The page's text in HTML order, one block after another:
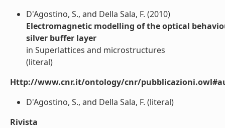
D'Agostino, S., and Della Sala, F. (2010)
Electromagnetic modelling of the optical
silver buffer layer
in Superlattices and microstructures
(literal)
Http://www.cnr.it/ontology/cnr/
D'Agostino, S., and Della Sala, F. (literal)
Rivista